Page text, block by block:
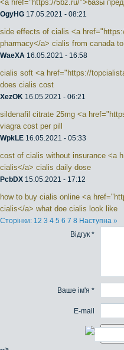
<a href="https://5bz.ru/">базы
OgyHG 17.05.2021 - 08:21
side effects of cialis <a
pharmacy</a> cialis from canada
WaeXA 16.05.2021 - 16:58
cialis soft <a href="https://
does cialis cost
XezOK 16.05.2021 - 06:21
sildenafil citrate 25mg <a
viagra cost per pill
WpkLE 16.05.2021 - 05:33
cost of cialis without insurance <a
cialis</a> cialis daily dose
PcbDX 15.05.2021 - 17:12
how to buy cialis online <a
cialis</a> what doe cialis look like
Сторінки: 12 3 4 5 6 7 8 Наступна »
Відгук *
Ваше ім'я *
E-mail